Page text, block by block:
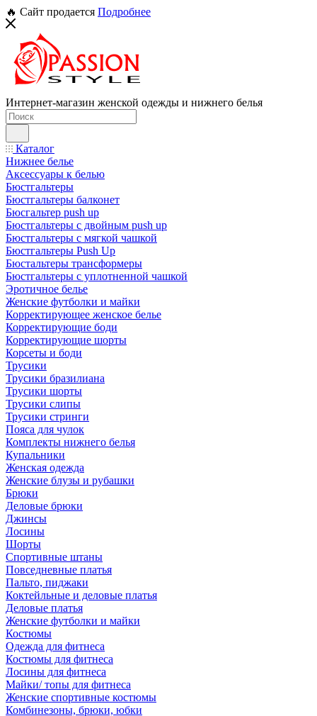
🔥 Сайт продается Подробнее
Интернет-магазин женской одежды и нижнего белья
Каталог
Нижнее белье
Аксессуары к белью
Бюстгальтеры
Бюстгальтеры балконет
Бюсгальтер push up
Бюстгальтеры с двойным push up
Бюстгальтеры с мягкой чашкой
Бюстгальтеры Push Up
Бюстальтеры трансформеры
Бюстгальтеры с уплотненной чашкой
Эротичное белье
Женские футболки и майки
Корректирующее женское белье
Корректирующие боди
Корректирующие шорты
Корсеты и боди
Трусики
Трусики бразилиана
Трусики шорты
Трусики слипы
Трусики стринги
Пояса для чулок
Комплекты нижнего белья
Купальники
Женская одежда
Женские блузы и рубашки
Брюки
Деловые брюки
Джинсы
Лосины
Шорты
Спортивные штаны
Повседневные платья
Пальто, пиджаки
Коктейльные и деловые платья
Деловые платья
Женские футболки и майки
Костюмы
Одежда для фитнеса
Костюмы для фитнеса
Лосины для фитнеса
Майки/ топы для фитнеса
Женские спортивные костюмы
Комбинезоны, брюки, юбки